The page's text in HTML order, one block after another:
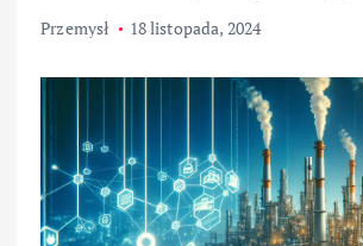
Przemysł 18 listopada, 2024